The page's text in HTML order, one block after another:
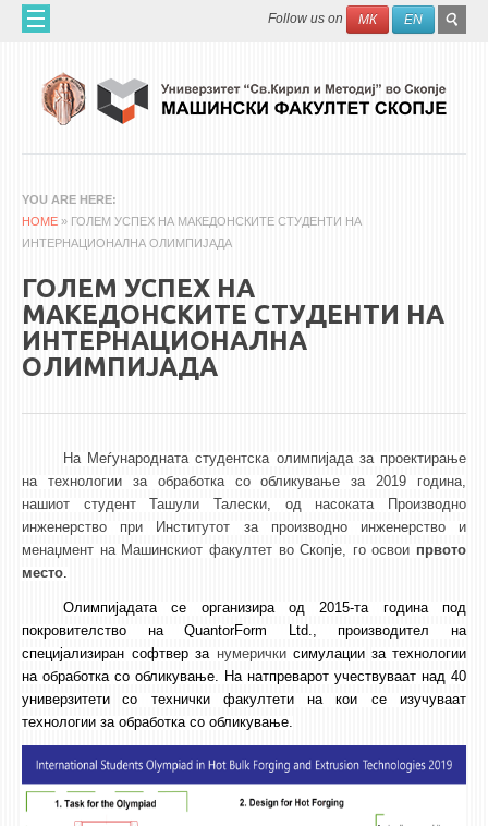
Skip to main content Search
Follow us on МК EN
ЗА НАС
60 ГОДИНИ МФ
ОРГАНИЗАЦИЈА
МАШИНСКО ИНЖЕНЕРСТВО - НАУЧНО СПИСАНИЕ
АПЛИКАТИВНА ДЕЈНОСТ
МЕЃУНАРОДНА СОРАБОТКА
QIM-SEE
3DFindIT
WATERBRIDGING
CIRASIM
AIR QUALITY MODELLING
АКТИ
АКТИ
ИНФОРМАЦИИ ОД ЈАВЕН КАРАКТЕР
АНКЕТИ И САМОЕВАЛУАЦИИ
ЗАВРШНИ СМЕТКИ
YOU ARE HERE
HOME » ГОЛЕМ УСПЕХ НА МАКЕДОНСКИТЕ СТУДЕНТИ НА
ИНТЕРНАЦИОНАЛНА ОЛИМПИЈАДА
ГОЛЕМ УСПЕХ НА
МАКЕДОНСКИТЕ СТУДЕНТИ НА
ИНТЕРНАЦИОНАЛНА
ОЛИМПИЈАДА
На Меѓународната студентска олимпијада за проектирање
на технологии за обработка со обликувањеза 2019 година,
нашиот студент Ташули Талески, од насоката Производно
инженерство при Институтот за производно инженерство и
менаџмент на Машинскиот факултет во Скопје, го освои првото
место.
Олимпијадатасе организира од 2015-та година под
покровителство наQuantorForm Ltd.,производител на
специјализиран софтвер за нумерички симулации за технологии
на обработка со обликување. На натпреварот учествуваат над 40
универзитети
со технички факултети на кои се изучуваат
технологии за обработка со обликување.